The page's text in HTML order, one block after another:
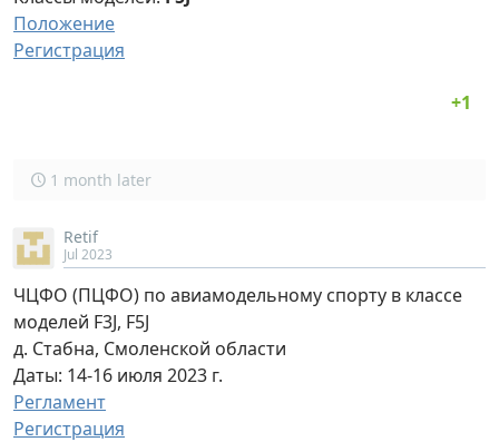
Положение
Регистрация
1 month later
Retif
Jul 2023
ЧЦФО (ПЦФО) по авиамодельному спорту в классе
моделей F3J, F5J
д. Стабна, Смоленской области
Даты: 14-16 июля 2023 г.
Регламент
Регистрация